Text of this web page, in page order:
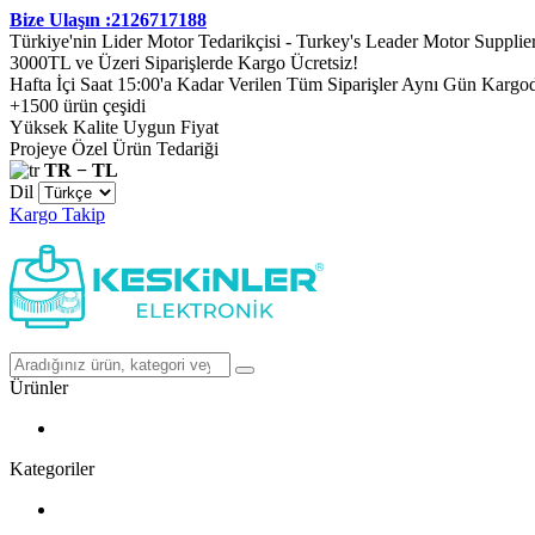
Bize Ulaşın :2126717188
Türkiye'nin Lider Motor Tedarikçisi - Turkey's Leader Motor
3000TL ve Üzeri Siparişlerde Kargo Ücretsiz!
Hafta İçi Saat 15:00'a Kadar Verilen Tüm Siparişler Aynı Gün
+1500 ürün çeşidi
Yüksek Kalite Uygun Fiyat
Projeye Özel Ürün Tedariği
TR − TL
Dil
Kargo Takip
Ürünler
Kategoriler